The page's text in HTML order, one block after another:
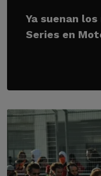
Ya suenan
Series en